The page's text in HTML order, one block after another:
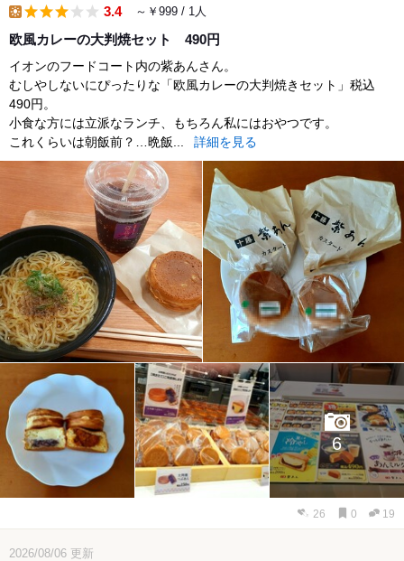
3.4 ～￥999 / 1人
欧風カレーの大判焼セット 490円
イオンのフードコート内の紫あんさん。
むしやしないにぴったりな「欧風カレーの大判焼きセット」税込
490円。
小食な方には立派なランチ、もちろん私にはおやつです。
これくらいは朝飯前？…晩飯...
詳細を見る
6
26 0 19
2026/08/06 更新